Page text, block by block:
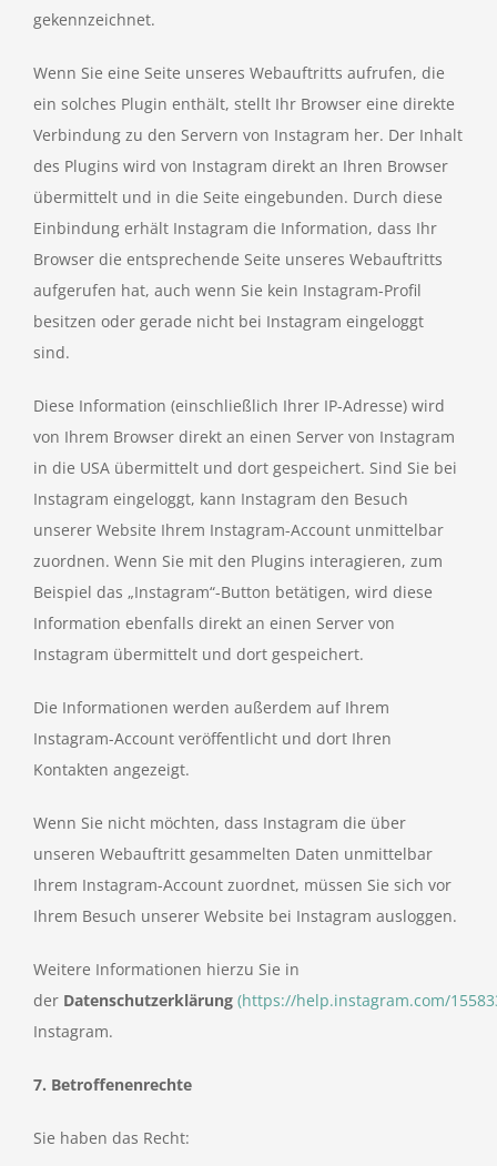
gekennzeichnet.
Wenn Sie eine Seite unseres Webauftritts aufrufen, die
ein solches Plugin enthält, stellt Ihr Browser eine direkte
Verbindung zu den Servern von Instagram her. Der Inhalt
des Plugins wird von Instagram direkt an Ihren Browser
übermittelt und in die Seite eingebunden. Durch diese
Einbindung erhält Instagram die Information, dass Ihr
Browser die entsprechende Seite unseres Webauftritts
aufgerufen hat, auch wenn Sie kein Instagram-Profil
besitzen oder gerade nicht bei Instagram eingeloggt
sind.
Diese Information (einschließlich Ihrer IP-Adresse) wird
von Ihrem Browser direkt an einen Server von Instagram
in die USA übermittelt und dort gespeichert. Sind Sie bei
Instagram eingeloggt, kann Instagram den Besuch
unserer Website Ihrem Instagram-Account unmittelbar
zuordnen. Wenn Sie mit den Plugins interagieren, zum
Beispiel das „Instagram“-Button betätigen, wird diese
Information ebenfalls direkt an einen Server von
Instagram übermittelt und dort gespeichert.
Die Informationen werden außerdem auf Ihrem
Instagram-Account veröffentlicht und dort Ihren
Kontakten angezeigt.
Wenn Sie nicht möchten, dass Instagram die über
unseren Webauftritt gesammelten Daten unmittelbar
Ihrem Instagram-Account zuordnet, müssen Sie sich vor
Ihrem Besuch unserer Website bei Instagram ausloggen.
Weitere Informationen hierzu Sie in
der Datenschutzerklärung (https://help.instagram.com/
Instagram.
7. Betroffenenrechte
Sie haben das Recht: